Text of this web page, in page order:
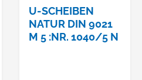
U-SCHEIBEN
NATUR DIN 9021
M 5 :NR. 1040/5 N